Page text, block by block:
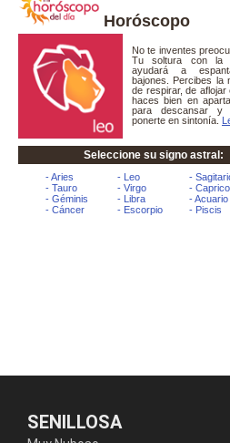
Horóscopo
SENILLOSA